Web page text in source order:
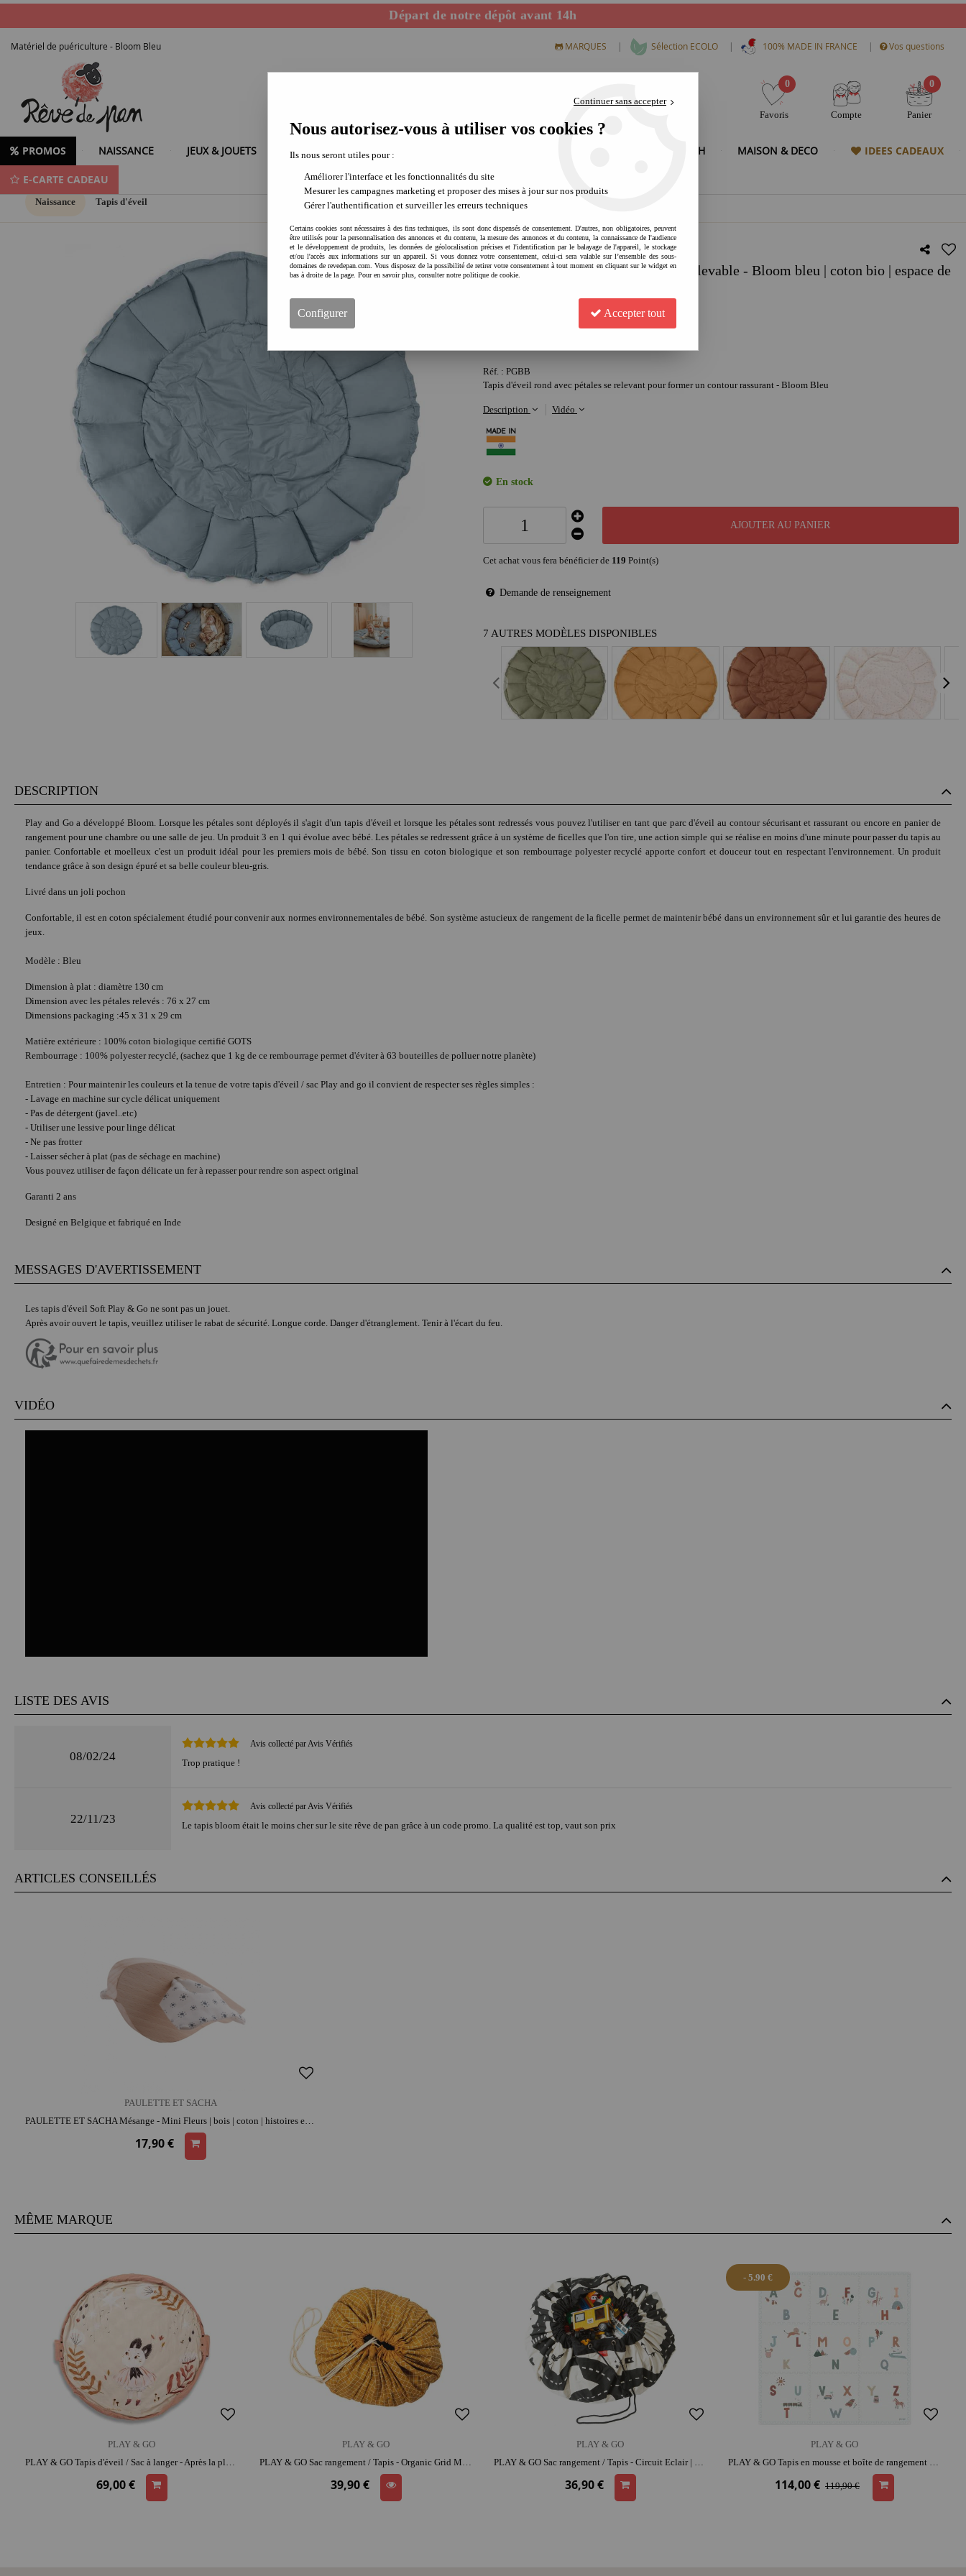
Départ de notre dépôt avant 14h
Matériel de puériculture - Bloom Bleu MARQUES | Sélection ECOLO | 100% MADE IN FRANCE | Vos questions
0
Favoris Compte
0
Panier
PROMOS NAISSANCE JEUX & JOUETS LOISIRS CREATIFS MODE & HIGH TECH MAISON & DECO IDEES CADEAUX
E-CARTE CADEAU
Naissance Tapis d'éveil
PLAY & GO Tapis d'éveil contour relevable - Bloom bleu | coton bio | espace de
Réf. : PGBB
Tapis d'éveil rond avec pétales se relevant pour former un contour rassurant - Bloom Bleu
Description Vidéo
En stock
AJOUTER AU PANIER
Cet achat vous fera bénéficier de 119 Point(s)
Demande de renseignement
7 AUTRES MODÈLES DISPONIBLES
DESCRIPTION
Play and Go a développé Bloom. Lorsque les pétales sont déployés il s'agit d'un tapis d'éveil et lorsque les pétales sont redressés vous pouvez l'utiliser en tant que parc d'éveil au contour sécurisant et rassurant ou encore en panier de
rangement pour une chambre ou une salle de jeu. Un produit 3 en 1 qui évolue avec bébé. Les pétales se redressent grâce à un système de ficelles que l'on tire, une action simple qui se réalise en moins d'une minute pour passer du tapis au
panier. Confortable et moelleux c'est un produit idéal pour les premiers mois de bébé. Son tissu en coton biologique et son rembourrage polyester recyclé apporte confort et douceur tout en respectant l'environnement. Un produit
tendance grâce à son design épuré et sa belle couleur bleu-gris.
Livré dans un joli pochon
Confortable, il est en coton spécialement étudié pour convenir aux normes environnementales de bébé. Son système astucieux de rangement de la ficelle permet de maintenir bébé dans un environnement sûr et lui garantie des heures de
jeux.
Modèle : Bleu
Dimension à plat : diamètre 130 cm
Dimension avec les pétales relevés : 76 x 27 cm
Dimensions packaging :45 x 31 x 29 cm
Matière extérieure : 100% coton biologique certifié GOTS
Rembourrage : 100% polyester recyclé, (sachez que 1 kg de ce rembourrage permet d'éviter à 63 bouteilles de polluer notre planète)
Entretien : Pour maintenir les couleurs et la tenue de votre tapis d'éveil / sac Play and go il convient de respecter ses règles simples :
- Lavage en machine sur cycle délicat uniquement
- Pas de détergent (javel..etc)
- Utiliser une lessive pour linge délicat
- Ne pas frotter
- Laisser sécher à plat (pas de séchage en machine)
Vous pouvez utiliser de façon délicate un fer à repasser pour rendre son aspect original
Garanti 2 ans
Designé en Belgique et fabriqué en Inde
MESSAGES D'AVERTISSEMENT
Les tapis d'éveil Soft Play & Go ne sont pas un jouet.
Après avoir ouvert le tapis, veuillez utiliser le rabat de sécurité. Longue corde. Danger d'étranglement. Tenir à l'écart du feu.
VIDÉO
LISTE DES AVIS
08/02/24
Avis collecté par Avis Vérifiés
Trop pratique !
22/11/23
Avis collecté par Avis Vérifiés
Le tapis bloom était le moins cher sur le site rêve de pan grâce à un code promo. La qualité est top, vaut son prix
ARTICLES CONSEILLÉS
PAULETTE ET SACHA
PAULETTE ET SACHA Mésange - Mini Fleurs | bois | coton | histoires et jeu narratif
17,90 €
MÊME MARQUE
PLAY & GO
PLAY & GO Tapis d'éveil / Sac à langer - Après la pluie Moulin Roty | coton | espace de jeu confortable | range-jouets malin
69,00 €
PLAY & GO
PLAY & GO Sac rangement / Tapis - Organic Grid Moutarde | coton bio | range-jouets malin
39,90 €
PLAY & GO
PLAY & GO Sac rangement / Tapis - Circuit Eclair | coton | range-jouets malin
36,90 €
- 5.90 €
PLAY & GO
PLAY & GO Tapis en mousse et boîte de rangement - EEVAA Alphabet | espace de jeu confortable | range-jouets malin | éducatif
114,00 € 119,90 €
Continuer sans accepter
Nous autorisez-vous à utiliser vos cookies ?
Ils nous seront utiles pour :
Améliorer l'interface et les fonctionnalités du site
Mesurer les campagnes marketing et proposer des mises à jour sur nos produits
Gérer l'authentification et surveiller les erreurs techniques
Certains cookies sont nécessaires à des fins techniques, ils sont donc dispensés de consentement. D'autres, non obligatoires, peuvent
être utilisés pour la personnalisation des annonces et du contenu, la mesure des annonces et du contenu, la connaissance de l'audience
et le développement de produits, les données de géolocalisation précises et l'identification par le balayage de l'appareil, le stockage
et/ou l'accès aux informations sur un appareil. Si vous donnez votre consentement, celui-ci sera valable sur l’ensemble des sous-
domaines de revedepan.com. Vous disposez de la possibilité de retirer votre consentement à tout moment en cliquant sur le widget en
bas à droite de la page. Pour en savoir plus, consulter notre politique de cookie.
Configurer Accepter tout